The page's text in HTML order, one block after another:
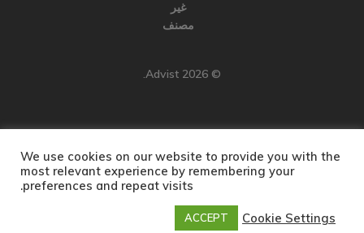
غير
مصنف
© 2026 Advist.
We use cookies on our website to provide you with the
most relevant experience by remembering your
preferences and repeat visits.
Cookie Settings
ACCEPT
English
(الإنجليزية)
Türkçe
(التركية)
الروسية )
العربية
简体中文
(الصينية المبسطة